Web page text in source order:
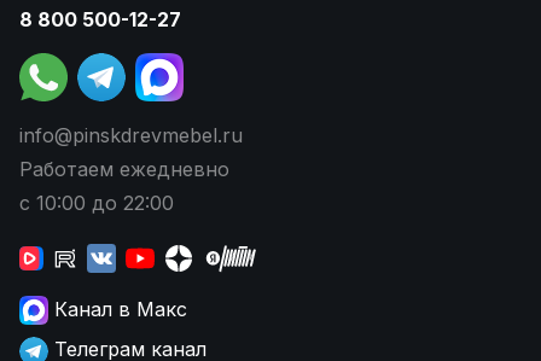
8 800 500-12-27
info@pinskdrevmebel.ru
Работаем ежедневно
с 10:00 до 22:00
Канал в Макс
Телеграм канал